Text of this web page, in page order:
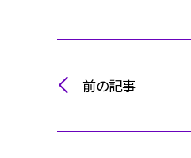
前の記事